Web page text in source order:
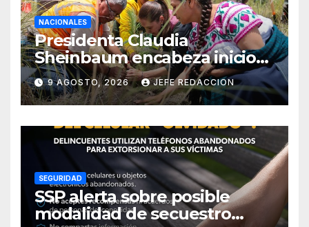
NACIONALES
Presidenta Claudia
Sheinbaum encabeza inicio
de la Jornada Nacional de
Reforestación 2026
9 AGOSTO, 2026 JEFE REDACCION
SEGURIDAD
SSP alerta sobre posible
modalidad de secuestro